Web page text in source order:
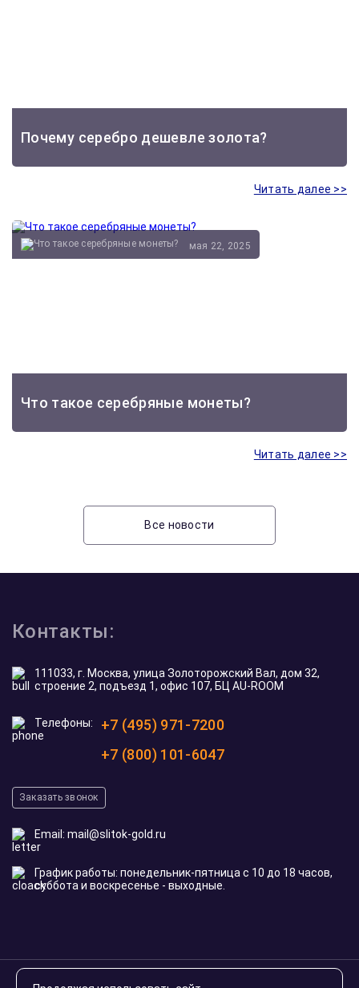
Почему серебро дешевле золота?
Читать далее >>
Что такое серебряные монеты?
мая 22, 2025
Читать далее >>
Все новости
Контакты:
111033, г. Москва, улица Золоторожский Вал, дом 32,
строение 2, подъезд 1, офис 107, БЦ AU-ROOM
Телефоны:
+7 (495) 971-7200
+7 (800) 101-6047
Заказать звонок
Email: mail@slitok-gold.ru
График работы: понедельник-пятница с 10 до 18 часов,
суббота и воскресенье - выходные.